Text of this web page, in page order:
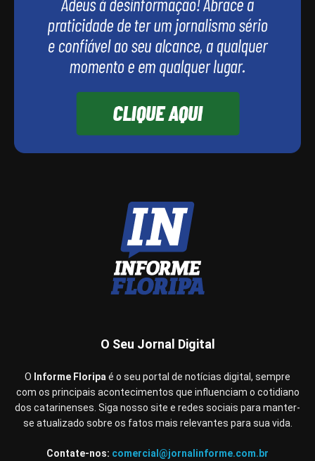
O Seu Jornal Digital
O Informe Floripaé o seu portal de notícias digital, sempre
com os principais acontecimentos que influenciam o cotidiano
dos catarinenses. Siga nosso site e redes sociais para manter-
se atualizado sobre os fatos mais relevantes para sua vida.
Contate-nos: comercial@jornalinforme.com.br